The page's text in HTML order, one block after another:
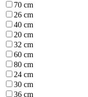
70 cm
26 cm
40 cm
20 cm
32 cm
60 cm
80 cm
24 cm
30 cm
36 cm